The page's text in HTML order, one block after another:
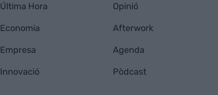
Última Hora
Economia
Empresa
Innovació
Opinió
Afterwork
Agenda
Pòdcast